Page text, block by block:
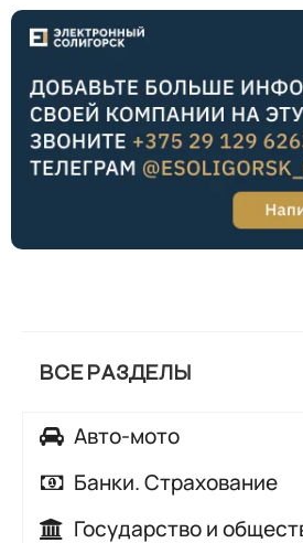
ВСЕ РАЗДЕЛЫ
Авто-мото
Автозапчасти
Банки. Страхование
Банки
Государство и